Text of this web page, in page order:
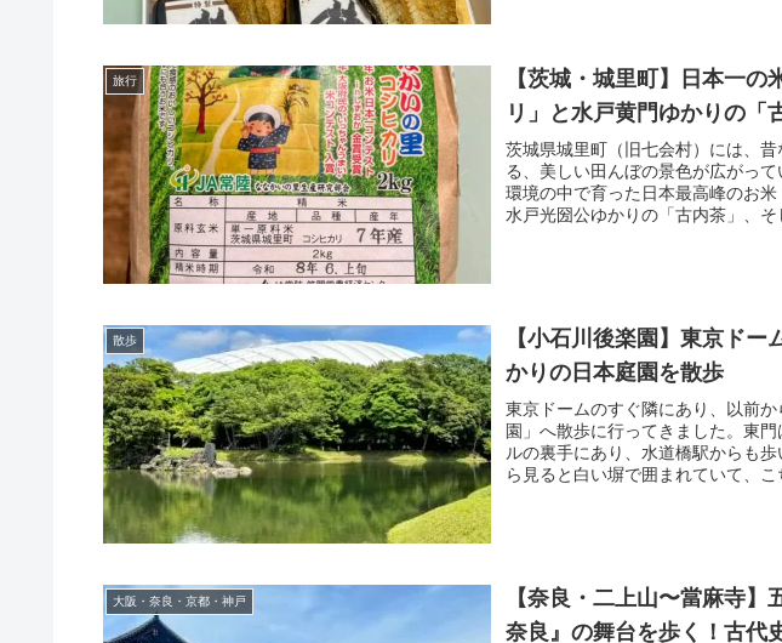
旅行
【茨城・城里町】日本一
リ」と水戸黄門ゆかりの「
茨城県城里町（旧七会村）には、
る、美しい田んぼの景色が広がっ
環境の中で育った日本最高峰のお米
水戸光圀公ゆかりの「古内茶」、そ
散歩
【小石川後楽園】東京ド
かりの日本庭園を散歩
東京ドームのすぐ隣にあり、以前
園」へ散歩に行ってきました。東
ルの裏手にあり、水道橋駅からも
ら見ると白い塀で囲まれていて、
大阪・奈良・京都・神戸
【奈良・二上山〜當麻寺
奈良』の舞台を歩く！古代